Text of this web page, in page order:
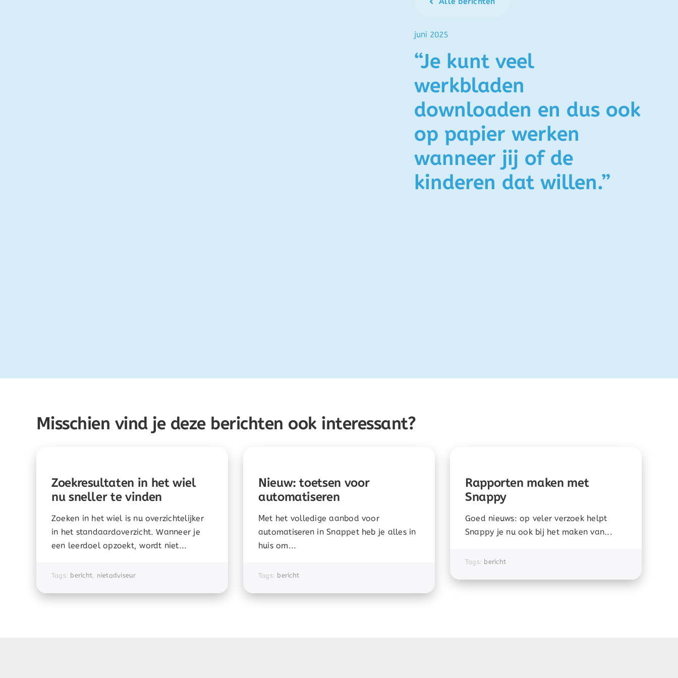
juni 2025
“Je kunt veel
werkbladen
downloaden en dus ook
op papier werken
wanneer jij of de
kinderen dat willen.”
Misschien vind je deze berichten ook interessant?
Zoekresultaten in het wiel
nu sneller te vinden
Zoeken in het wiel is nu overzichtelijker
in het standaardoverzicht. Wanneer je
een leerdoel opzoekt, wordt niet...
Tags: bericht, nietadviseur
Nieuw: toetsen voor
automatiseren
Met het volledige aanbod voor
automatiseren in Snappet heb je alles in
huis om...
Tags: bericht
Rapporten maken met
Snappy
Goed nieuws: op veler verzoek helpt
Snappy je nu ook bij het maken van...
Tags: bericht